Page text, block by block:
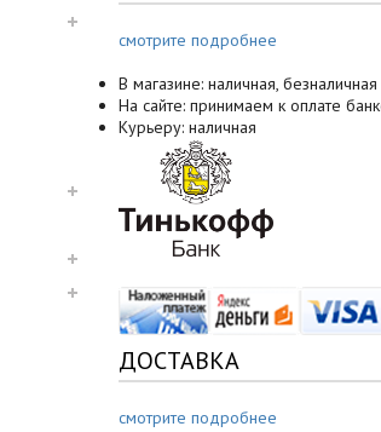
смотрите подробнее
В магазине: наличная,
На сайте: принимаем к оплате
Курьеру: наличная
ДОСТАВКА
смотрите подробнее